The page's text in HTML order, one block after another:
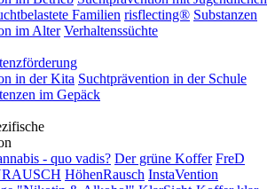
Familien risflecting® Substanzen
im Alter Verhaltenssüchte
in der Kita Suchtprävention in der Schule
im Gepäck
- quo vadis? Der grüne Koffer FreD
HöhenRausch InstaVention